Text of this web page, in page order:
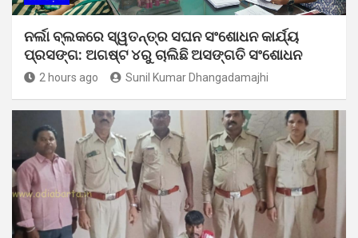
ନର୍ଲା ବ୍ଲକରେ ସ୍ୱତନ୍ତ୍ର ସଘନ ସଂଶୋଧନ କାର୍ଯ୍ୟ
ପ୍ରସଙ୍ଗ: ଅଗଷ୍ଟ ୪ରୁ ଚାଲିଛି ଅସଙ୍ଗତି ସଂଶୋଧନ
2 hours ago Sunil Kumar Dhangadamajhi